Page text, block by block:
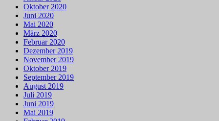
Oktober 2020
Juni 2020
Mai 2020
März 2020
Februar 2020
Dezember 2019
November 2019
Oktober 2019
September 2019
August 2019
Juli 2019
Juni 2019
Mai 2019